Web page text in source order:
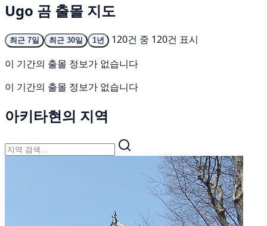
Ugo 곰 출몰 지도
최근 7일 최근 30일 1년
120건 중 120건 표시
이 기간의 출몰 정보가 없습니다
이 기간의 출몰 정보가 없습니다
아키타현의 지역